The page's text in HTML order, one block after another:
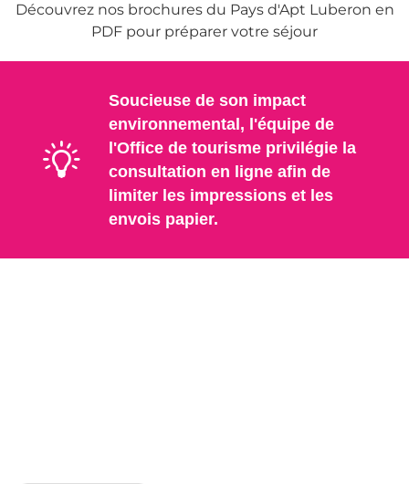
Découvrez nos brochures du Pays d'Apt Luberon en
PDF pour préparer votre séjour
Soucieuse de son impact
environnemental, l'équipe de
l'Office de tourisme privilégie la
consultation en ligne afin de
limiter les impressions et les
envois papier.